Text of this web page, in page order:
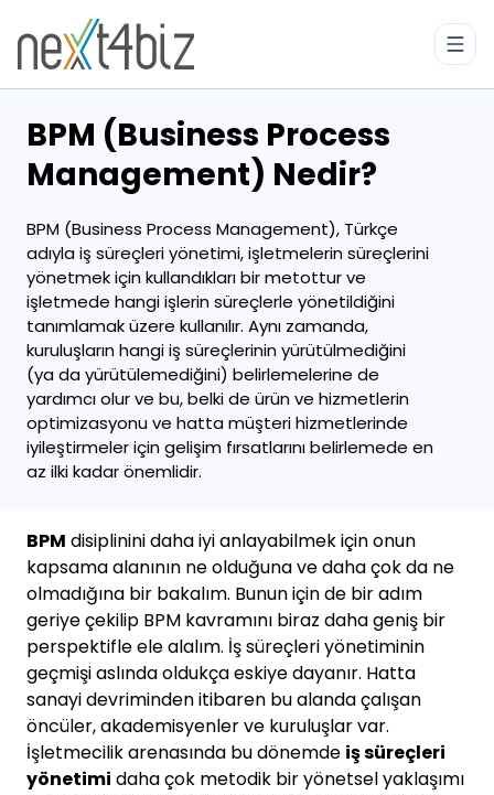
BPM (Business Process
Management) Nedir?
BPM (Business Process Management), Türkçe
adıylaiş süreçleri yönetimi,işletmelerin süreçlerini
yönetmek için kullandıkları bir metottur ve
işletmede hangi işlerin süreçlerle yönetildiğini
tanımlamak üzere kullanılır. Aynı zamanda,
kuruluşların hangi iş süreçlerinin yürütülmediğini
(ya da yürütülemediğini) belirlemelerine de
yardımcı olur ve bu, belki de ürün ve hizmetlerin
optimizasyonu ve hatta müşteri hizmetlerinde
iyileştirmeler için gelişim fırsatlarını belirlemede en
az ilki kadar önemlidir.
BPM disiplinini daha iyi anlayabilmek için onun
kapsama alanının ne olduğuna ve daha çok da ne
olmadığına bir bakalım. Bunun için de bir adım
geriye çekilip BPM kavramını biraz daha geniş bir
perspektifle ele alalım. İş süreçleri yönetiminin
geçmişi aslında oldukça eskiye dayanır. Hatta
sanayi devriminden itibaren bu alanda çalışan
öncüler, akademisyenler ve kuruluşlar var.
İşletmecilik arenasında bu dönemde iş süreçleri
yönetimi daha çok metodik bir yönetsel yaklaşımı